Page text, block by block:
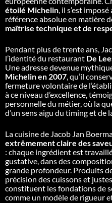
étoilé Michelin, il s’est
référence absolue en matière
maîtrise technique et de
Pendant plus de trente ans,
l’identité du restaurant De
Une adresse devenue
Michelin en 2007, qu’il
fermeture volontaire de
à ce niveau d’excellence,
personnelle du métier, où la
d’un sens aigu du timing et de
La cuisine de Jacob Jan
extrêmement claire des
: chaque ingrédient est
gustative, dans des
grande profondeur. Produits
précision des cuissons et
constituent les fondations de
comme un modèle de rigueur